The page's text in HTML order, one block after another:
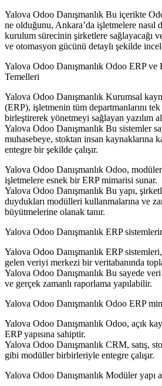
Yalova Odoo Danışmanlık Bu içerikte
ne olduğunu, Ankara’da işletmelere nasıl
kurulum sürecinin şirketlere sağlayacağı
ve otomasyon gücünü detaylı şekilde
Yalova Odoo Danışmanlık Odoo ERP ve
Temelleri
Yalova Odoo Danışmanlık Kurumsal
(ERP), işletmenin tüm departmanlarını
birleştirerek yönetmeyi sağlayan yazılım
Yalova Odoo Danışmanlık Bu sistemler
muhasebeye, stoktan insan kaynaklarına
entegre bir şekilde çalışır.
Yalova Odoo Danışmanlık Odoo, modüler
işletmelere esnek bir ERP mimarisi sunar.
Yalova Odoo Danışmanlık Bu yapı,
duydukları modülleri kullanmalarına ve
büyütmelerine olanak tanır.
Yalova Odoo Danışmanlık ERP
Yalova Odoo Danışmanlık ERP
gelen veriyi merkezi bir veritabanında
Yalova Odoo Danışmanlık Bu sayede
ve gerçek zamanlı raporlama yapılabilir.
Yalova Odoo Danışmanlık Odoo ERP
Yalova Odoo Danışmanlık Odoo, açık
ERP yapısına sahiptir.
Yalova Odoo Danışmanlık CRM, satış,
gibi modüller birbirleriyle entegre çalışır.
Yalova Odoo Danışmanlık Modüler yapı